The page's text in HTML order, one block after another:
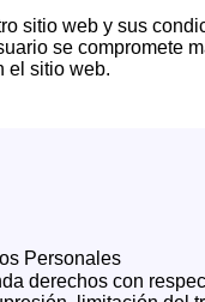
sitio web y sus
se compromete
el sitio web.
Personales
derechos con